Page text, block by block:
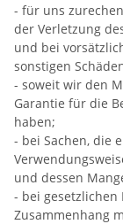
- für uns
der Verletzung
und bei
sonstigen
- soweit wir den
Garantie für die
haben;
- bei Sachen, die
und dessen
- bei gesetzlichen
Zusammenhang